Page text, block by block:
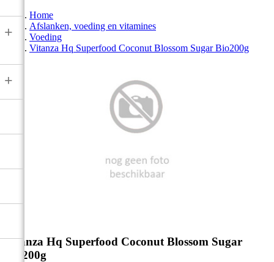
+
+
Home
Afslanken, voeding en vitamines
Voeding
Vitanza Hq Superfood Coconut Blossom Sugar Bio200g
Vitanza Hq Superfood Coconut Blossom Sugar
Bio200g